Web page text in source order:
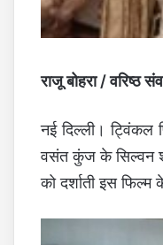
राजू बोहरा / वरिष्ठ
नई दिल्ली। ट्विंकल
वसंत कुंज के सिल्वन
को दर्शाती इस